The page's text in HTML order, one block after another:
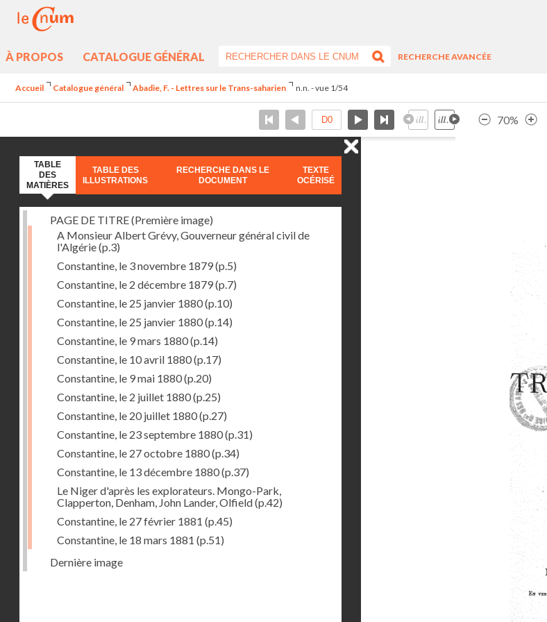
À PROPOS CATALOGUE GÉNÉRAL
RECHERCHE AVANCÉE
Accueil Catalogue général Abadie, F. - Lettres sur le Trans-saharien n.n. - vue 1/54
70%
TABLE
DES
MATIÈRES
TABLE DES
ILLUSTRATIONS
RECHERCHE DANS LE
DOCUMENT
TEXTE
OCÉRISÉ
PAGE DE TITRE (Première image)
A Monsieur Albert Grévy, Gouverneur général civil de
l'Algérie(p.3)
Constantine, le 3 novembre 1879(p.5)
Constantine, le 2 décembre 1879(p.7)
Constantine, le 25 janvier 1880(p.10)
Constantine, le 25 janvier 1880(p.14)
Constantine, le 9 mars 1880(p.14)
Constantine, le 10 avril 1880(p.17)
Constantine, le 9 mai 1880(p.20)
Constantine, le 2 juillet 1880(p.25)
Constantine, le 20 juillet 1880(p.27)
Constantine, le 23 septembre 1880(p.31)
Constantine, le 27 octobre 1880(p.34)
Constantine, le 13 décembre 1880(p.37)
Le Niger d'après les explorateurs. Mongo-Park,
Clapperton, Denham, John Lander, Olfield(p.42)
Constantine, le 27 février 1881 (p.45)
Constantine, le 18 mars 1881 (p.51)
Dernière image